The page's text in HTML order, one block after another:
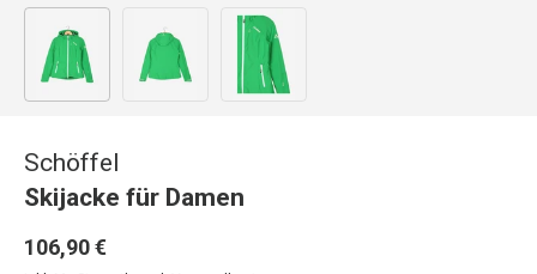
Bild 1 in Galerieansicht laden
Schöffel
Skijacke für Damen
106,90 €